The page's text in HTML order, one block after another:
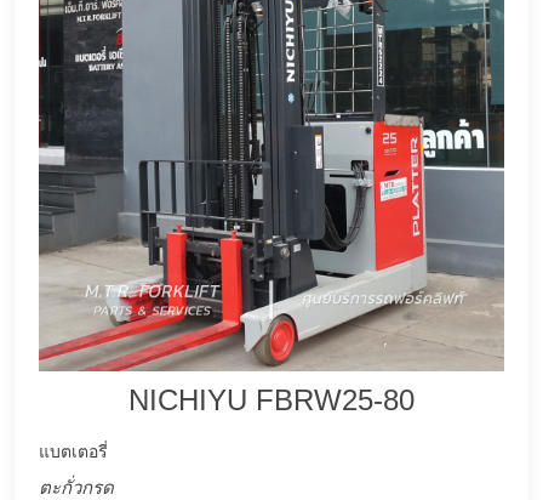
NICHIYU FBRW25-80
แบตเตอรี่
ตะกั่วกรด